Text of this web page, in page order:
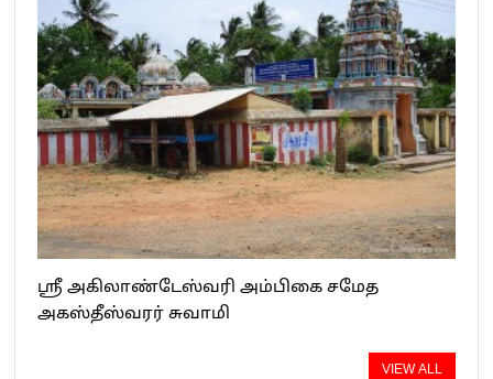
ஸ்ரீ அகிலாண்டேஸ்வரி அம்பிகை சமேத
அகஸ்தீஸ்வரர் சுவாமி
VIEW ALL